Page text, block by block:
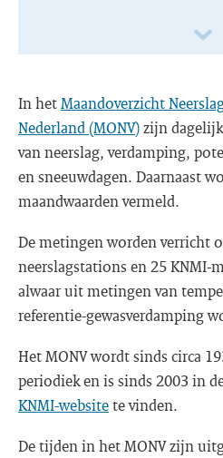
In hetMaandoverzicht
Nederland (MONV)zijn
van neerslag, verdamping,
en sneeuwdagen. Daarnaast
maandwaarden vermeld.
De metingen worden verricht
neerslagstations en 25 KNMI-
alwaar uit metingen van
referentie-gewasverdamping
Het MONV wordt sinds circa
periodiek en is sinds 2003 in
KNMI-websitete vinden.
De tijden in het MONV zijn